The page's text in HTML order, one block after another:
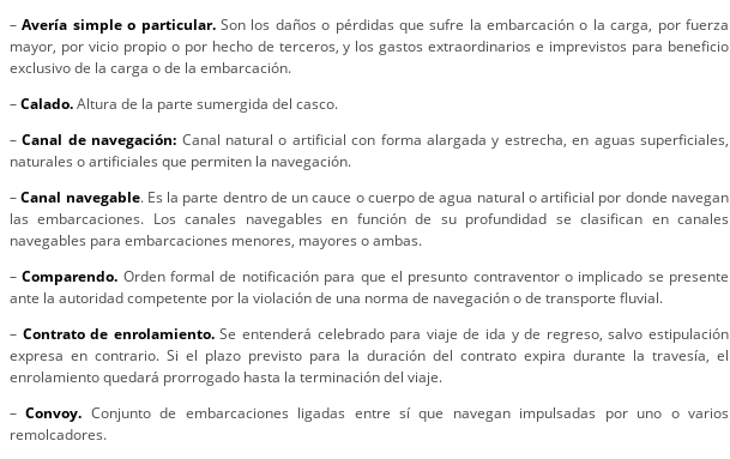
–Avería simple o particular. Son los daños o pérdidas que sufre la embarcación o la carga, por fuerza
mayor, por vicio propio o por hecho de terceros, y los gastos extraordinarios e imprevistos para beneficio
exclusivo de la carga o de la embarcación.
–Calado.Altura de la parte sumergida del casco.
–Canal de navegación: Canal natural o artificial con forma alargada y estrecha, en aguas superficiales,
naturales o artificiales que permiten la navegación.
–Canal navegable. Es la parte dentro de un cauce o cuerpo de agua natural o artificial por donde navegan
las embarcaciones. Los canales navegables en función de su profundidad se clasifican en canales
navegables para embarcaciones menores, mayores o ambas.
–Comparendo. Orden formal de notificación para que el presunto contraventor o implicado se presente
ante la autoridad competente por la violación de una norma de navegación o de transporte fluvial.
– Contrato de enrolamiento.Se entenderá celebrado para viaje de ida y de regreso, salvo estipulación
expresa en contrario. Si el plazo previsto para la duración del contrato expira durante la travesía, el
enrolamiento quedará prorrogado hasta la terminación del viaje.
–Convoy. Conjunto de embarcaciones ligadas entre sí que navegan impulsadas por uno o varios
remolcadores.